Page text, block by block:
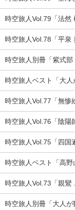
時空旅人Vol.79「法然
時空旅人Vol.78「平泉
時空旅人別冊「紫式部
時空旅人ベスト「大人
時空旅人Vol.77「無惨
時空旅人Vol.76「陰陽
時空旅人Vol.75「四国
時空旅人ベスト「高野
時空旅人Vol.73「親鸞
時空旅人別冊「大人が